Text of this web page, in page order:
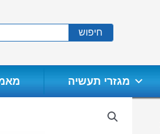
חיפוש
מגזרי תעשיה